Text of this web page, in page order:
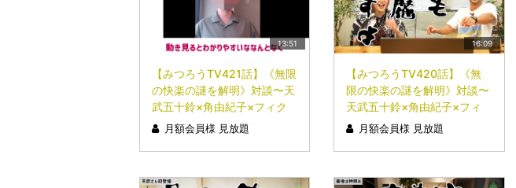
13:51
【みつろうTV421話】《無限
の快楽の謎を解明》対談〜天
武五十鈴×角由紀子×フィク
サー〜④
月額会員様 見放題
16:09
【みつろうTV420話】《無
限の快楽の謎を解明》対談〜
天武五十鈴×角由紀子×フィ
クサー〜③
月額会員様 見放題